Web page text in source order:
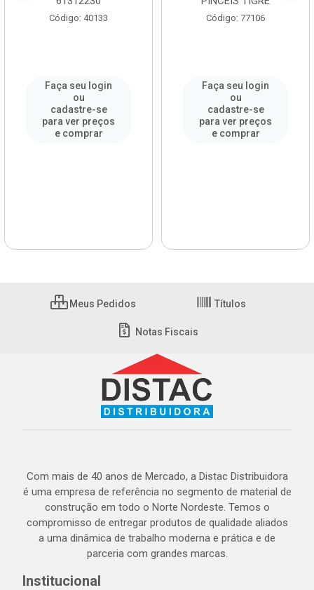
Código: 40133
Faça seu login
ou
cadastre-se
para ver preços
e comprar
Código: 77106
Faça seu login
ou
cadastre-se
para ver preços
e comprar
Meus Pedidos Títulos
Notas Fiscais
Com mais de 40 anos de Mercado, a Distac Distribuidora
é uma empresa de referência no segmento de material de
construção em todo o Norte Nordeste. Temos o
compromisso de entregar produtos de qualidade aliados
a uma dinâmica de trabalho moderna e prática e de
parceria com grandes marcas.
Institucional